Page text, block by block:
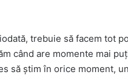
trebuie să facem tot
când are momente mai
să știm în orice moment,